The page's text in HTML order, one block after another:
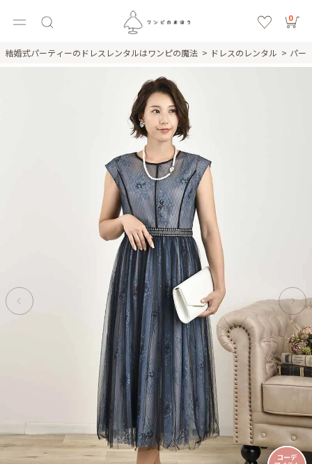
0
結婚式パーティーのドレスレンタルはワンピの魔法 ドレスのレンタル パー